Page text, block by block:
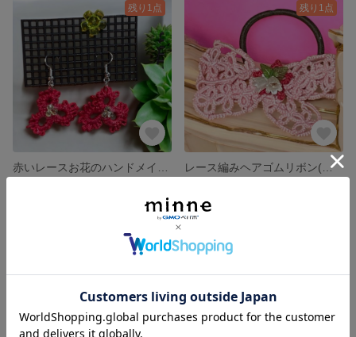
残り1点 残り1点
レース編みヘアゴムリボン(ピンク)
残り1点